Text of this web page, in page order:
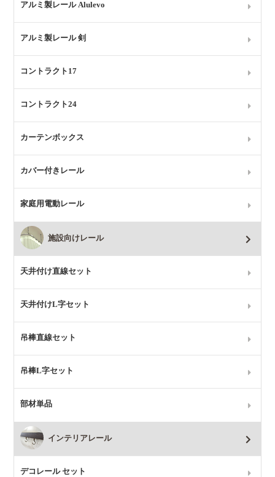
アルミ製レール Alulevo
アルミ製レール 剣
コントラクト17
コントラクト24
カーテンボックス
カバー付きレール
家庭用電動レール
施設向けレール
天井付け直線セット
天井付けL字セット
吊棒直線セット
吊棒L字セット
部材単品
インテリアレール
デコレール セット